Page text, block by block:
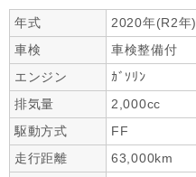
年式 2020年(R2年)
車検
車検整備付
エンジン
ｶﾞｿﾘﾝ
排気量
2,000cc
駆動方式
FF
走行距離
63,000km